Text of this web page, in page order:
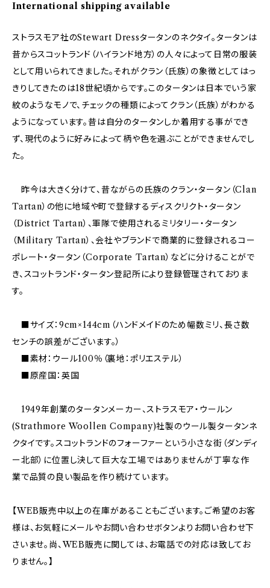
International shipping available
ストラスモア社のStewart Dressタータンのネクタイ。タータンは
昔からスコットランド（ハイランド地方）の人々によって日常の服装
として用いられてきました。それがクラン（氏族）の象徴としてはっ
きりしてきたのは18世紀頃からです。このタータンは日本でいう家
紋のようなモノで、チェックの種類によってクラン（氏族）がわかる
ようになっています。昔は自分のタータンしか着用する事ができ
ず、現代のように好みによって柄や色を選ぶことができませんでし
た。
昨今は大きく分けて、昔ながらの氏族のクラン・タータン（Clan
Tartan）の他に地域や町で登録するディスクリクト・タータン
（District Tartan）、軍隊で使用されるミリタリー・タータン
（Military Tartan）、会社やブランドで商業的に登録されるコー
ポレート・タータン（Corporate Tartan）などに分けることがで
き、スコットランド・タータン登記所により登録管理されておりま
す。
■サイズ：9cm×144cm（ハンドメイドのため幅数ミリ、長さ数
センチの誤差がございます。）
■素材：ウール100％（裏地：ポリエステル）
■原産国：英国
1949年創業のタータンメーカー、ストラスモア・ウールン
(Strathmore Woollen Company)社製のウール製タータンネ
クタイです。スコットランドのフォーファーという小さな街（ダンディ
ー北部）に位置し決して巨大な工場ではありませんが丁寧な作
業で品質の良い製品を作り続けています。
【WEB販売中以上の在庫があることもございます。ご希望のお客
様は、お気軽にメールやお問い合わせボタンよりお問い合わせ下
さいませ。尚、WEB販売に関しては、お電話での対応は致してお
りません。】